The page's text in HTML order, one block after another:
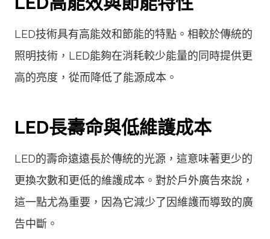
LED技術具有高能效和節能的特點。相較於傳統的
照明技術，LED能夠在消耗較少能量的同時提供更
高的亮度，從而降低了能源成本。
LED長壽命與低維護成本
LED的壽命遠遠長於傳統的光源，這意味著更少的
更換次數和更低的維護成本。對於戶外廣告來說，
這一點尤為重要，因為它減少了因維護而導致的廣
告中斷。